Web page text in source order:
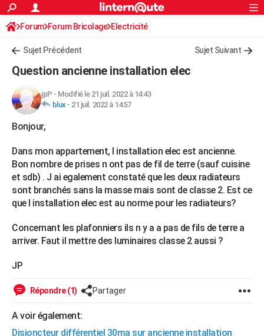
ACTUALITÉS
Politique
Société
Faits Divers
Education
Monde
Villes
+
Retraite
Impôts
Epargne
Immobilier
Risques naturels par ville
Banque
Assurance
Crédit
AUTO
Essais
Réserver un essai
Citadines
Berlines
SUV
Forum auto
+HIGH-TECH
Mobiles
Meilleur smartphone
Internet
Ordinateurs
Jeux vidéo
Guide high-tech
+
Forum
Aménagement intérieur
Extérieur
Cuisine
Salle de bains
Jardinage
Rangement
WEEK-END
Guides de France
Escapades
Patrimoine
Expositions
Musées
Week-end nature
+LIFESTYLE
Art de vivre
Bien-être
Loisirs
Mode
Modes de vie
SANTE
S'inscrire
Connexion
Forum Forum Bricolage Electricité
Sujet Précédent Sujet Suivant
Question ancienne installation elec
jpP - Modifié le 21 juil. 2022 à 14:43
blux - 21 juil. 2022 à 14:57
Bonjour,
Dans mon appartement, l installation elec est ancienne.
Bon nombre de prises n ont pas de fil de terre (sauf cuisine
et sdb) . J ai egalement constaté que les deux radiateurs
sont branchés sans la masse mais sont de classe 2. Est ce
que l installation elec est au norme pour les radiateurs?
Concernant les plafonniers ils n y a a pas de fils de terre a
arriver. Faut il mettre des luminaires classe 2 aussi ?
JP
Répondre (1) Partager
A voir également:
Disjoncteur différentiel 30ma sur ancienne installation